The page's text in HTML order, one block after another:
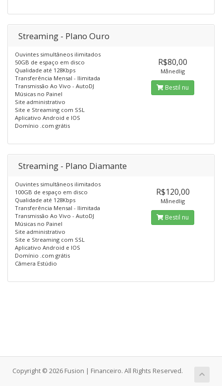
Streaming - Plano Ouro
Ouvintes simultâneos ilimitados
50GB de espaço em disco
Qualidade até 128Kbps
Transferência Mensal - Ilimitada
Transmissão Ao Vivo - AutoDJ
Músicas no Painel
Site administrativo
Site e Streaming com SSL
Aplicativo Android e IOS
Domínio .com grátis
R$80,00
Månedlig
Bestil nu
Streaming - Plano Diamante
Ouvintes simultâneos ilimitados
100GB de espaço em disco
Qualidade até 128Kbps
Transferência Mensal - Ilimitada
Transmissão Ao Vivo - AutoDJ
Músicas no Painel
Site administrativo
Site e Streaming com SSL
Aplicativo Android e IOS
Domínio .com grátis
Câmera Estúdio
R$120,00
Månedlig
Bestil nu
Copyright © 2026 Fusion | Financeiro. All Rights Reserved.